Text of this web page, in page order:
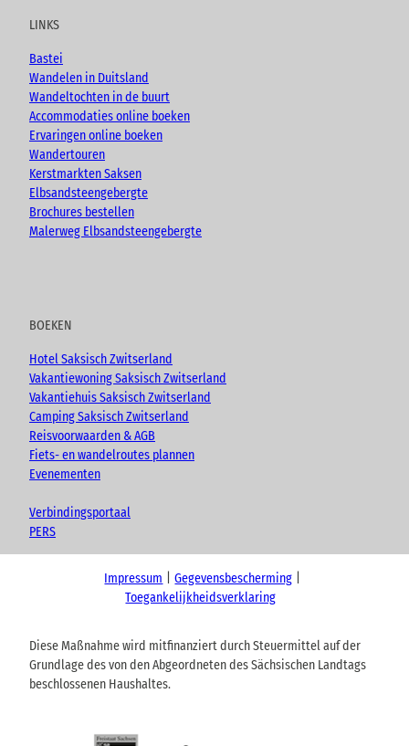
e
o
k
a
m
LINKS
Bastei
Wandelen in Duitsland
Wandeltochten in de buurt
Accommodaties online boeken
Ervaringen online boeken
Wandertouren
Kerstmarkten Saksen
Elbsandsteengebergte
Brochures bestellen
Malerweg Elbsandsteengebergte
BOEKEN
Hotel Saksisch Zwitserland
Vakantiewoning Saksisch Zwitserland
Vakantiehuis Saksisch Zwitserland
Camping Saksisch Zwitserland
Reisvoorwaarden & AGB
Fiets- en wandelroutes plannen
Evenementen
Verbindingsportaal
PERS
Impressum
Gegevensbescherming
Toegankelijkheidsverklaring
Diese Maßnahme wird mitfinanziert durch Steuermittel auf der
Grundlage des von den Abgeordneten des Sächsischen Landtags
beschlossenen Haushaltes.